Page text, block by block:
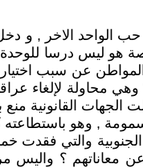
الاخر , و دخل
ليس درسا للوحدة
عن سبب اختيار
محاولة لإلغاء
القانونية منع
, وهو
الجنوبية والتي
معاناتهم ؟ واليس